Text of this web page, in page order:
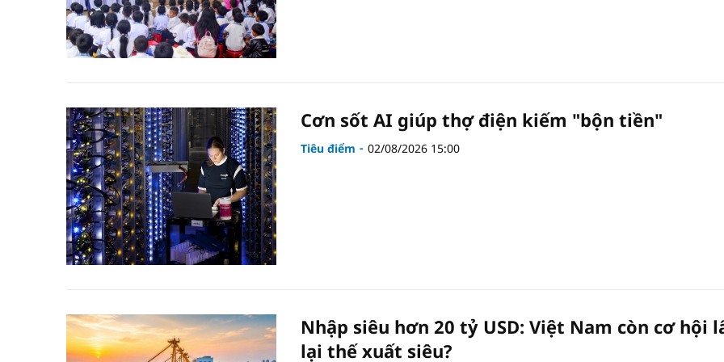
Cơn sốt AI giúp thợ điện kiếm "bộn tiền"
Tiêu điểm 02/08/2026 15:00
Nhập siêu hơn 20 tỷ USD: Việt Nam còn cơ hội
lại thế xuất siêu?